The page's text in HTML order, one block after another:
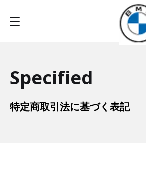
Specified
特定商取引法に基づく表記